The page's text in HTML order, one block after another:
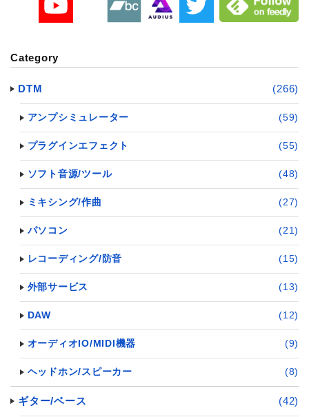
Category
DTM (266)
アンプシミュレーター (59)
プラグインエフェクト (55)
ソフト音源/ツール (48)
ミキシング/作曲 (27)
パソコン (21)
レコーディング/防音 (15)
外部サービス (13)
DAW (12)
オーディオIO/MIDI機器 (9)
ヘッドホン/スピーカー (8)
ギター/ベース (42)